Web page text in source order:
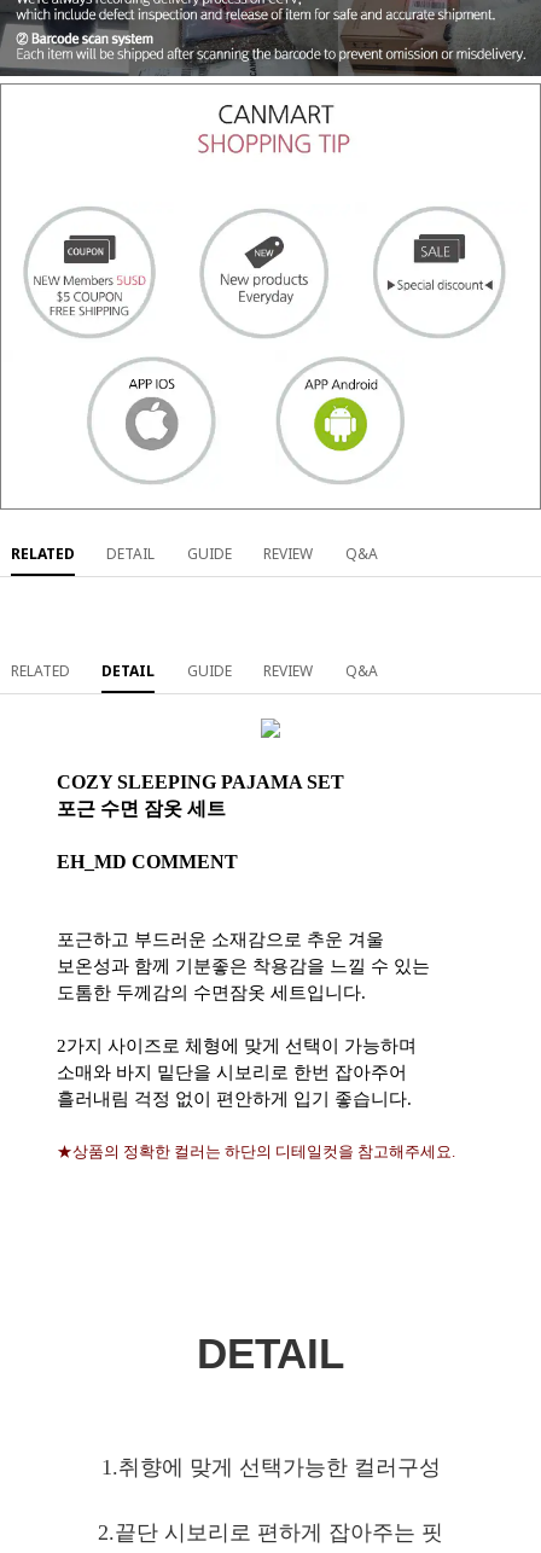
RELATED DETAIL GUIDE REVIEW Q&A
RELATED DETAIL GUIDE REVIEW Q&A
COZY SLEEPING PAJAMA SET
포근 수면 잠옷 세트
EH_MD COMMENT
포근하고 부드러운 소재감으로 추운 겨울
보온성과 함께 기분좋은 착용감을 느낄 수 있는
도톰한 두께감의 수면잠옷 세트입니다.
2가지 사이즈로 체형에 맞게 선택이 가능하며
소매와 바지 밑단을 시보리로 한번 잡아주어
흘러내림 걱정 없이 편안하게 입기 좋습니다.
★상품의 정확한 컬러는 하단의 디테일컷을 참고해주세요.
DETAIL
1.취향에 맞게 선택가능한 컬러구성
2.끝단 시보리로 편하게 잡아주는 핏